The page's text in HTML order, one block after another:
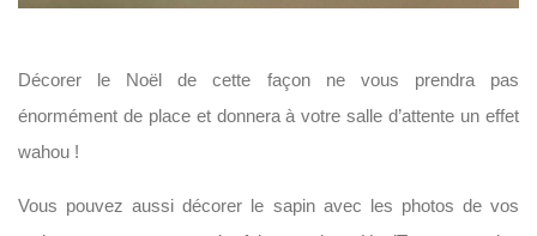
Décorer le Noël de cette façon ne vous prendra pas
énormément de place et donnera à votre salle d’attente un effet
wahou !
Vous pouvez aussi décorer le sapin avec les photos de vos